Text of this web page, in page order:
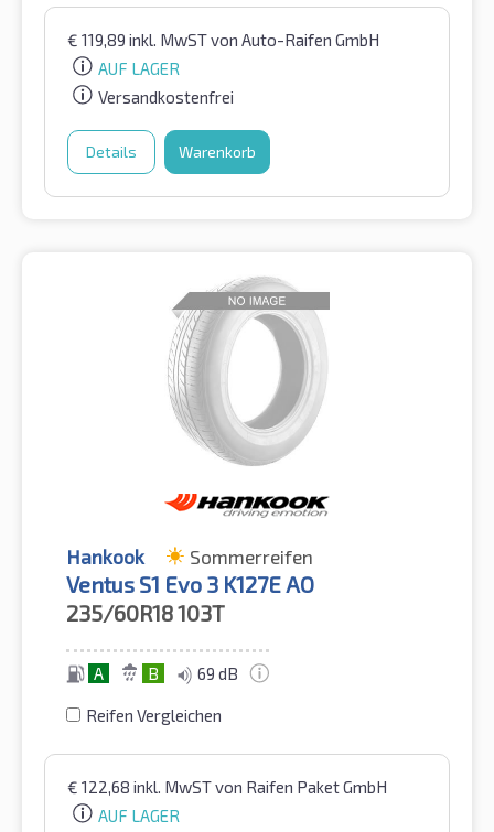
€ 119,89 inkl. MwSTvon Auto-Raifen GmbH
AUF LAGER
Versandkostenfrei
Details Warenkorb
Hankook Sommerreifen
Ventus S1 Evo 3 K127E AO
235/60R18103T
A B 69 dB
Reifen Vergleichen
€ 122,68 inkl. MwSTvon Raifen Paket GmbH
AUF LAGER